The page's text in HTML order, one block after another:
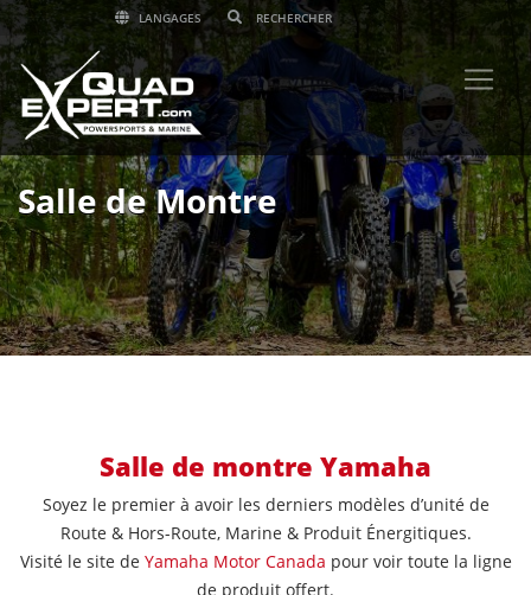
LANGAGES
Salle de Montre
Salle de montre Yamaha
Soyez le premier à avoir les derniers modèles d’unité de
Route & Hors-Route, Marine & Produit Énergitiques.
Visité le site de Yamaha Motor Canada pour voir toute la ligne
de produit offert.